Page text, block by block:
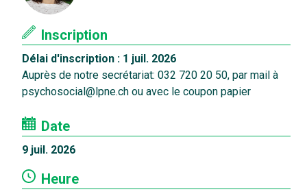
Inscription
Délai d'inscription : 1 juil. 2026
Auprès de notre secrétariat: 032 720 20 50, par mail à
psychosocial@lpne.ch ou avec le coupon papier
Date
9 juil. 2026
Heure